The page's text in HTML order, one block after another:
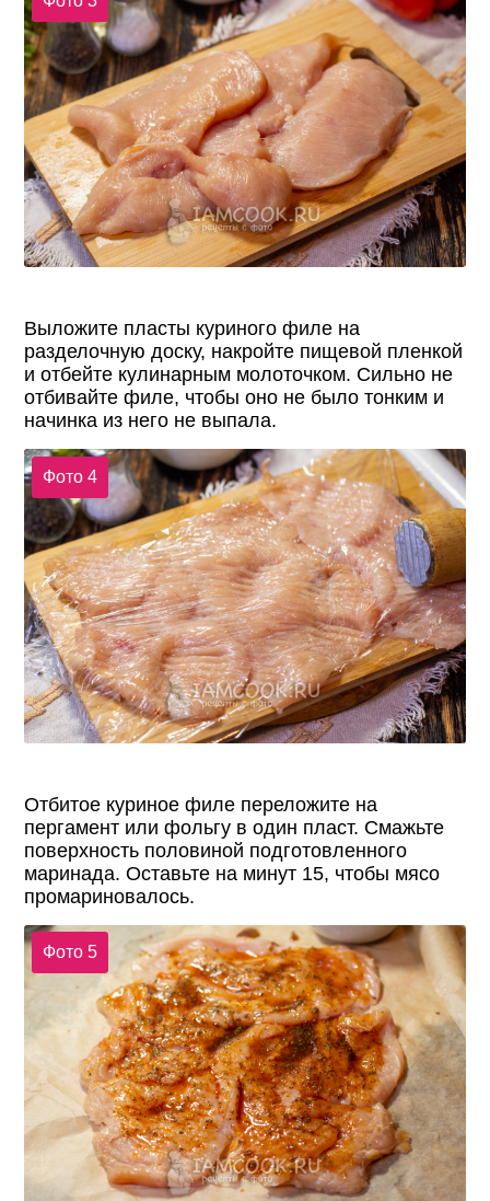
Выложите пласты куриного филе на
разделочную доску, накройте пищевой пленкой
и отбейте кулинарным молоточком. Сильно не
отбивайте филе, чтобы оно не было тонким и
начинка из него не выпала.
Фото 4
Отбитое куриное филе переложите на
пергамент или фольгу в один пласт. Смажьте
поверхность половиной подготовленного
маринада. Оставьте на минут 15, чтобы мясо
промариновалось.
Фото 5